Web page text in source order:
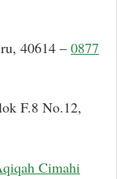
40614 – 0877
F.8 No.12,
Cimahi